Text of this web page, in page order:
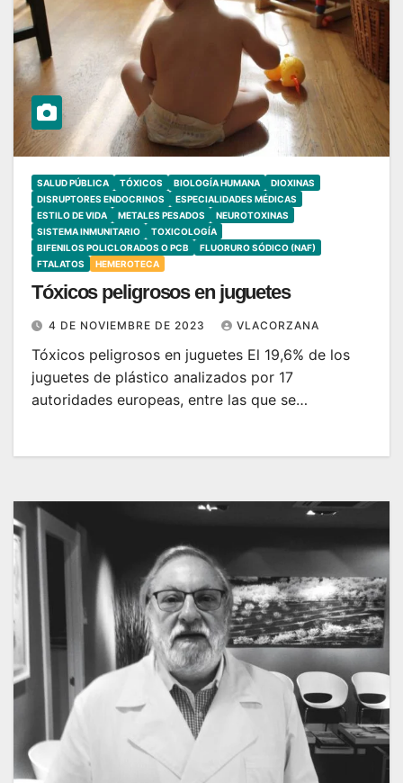
SALUD PÚBLICA TÓXICOS BIOLOGÍA HUMANA
DIOXINAS
DISRUPTORES ENDOCRINOS
ESPECIALIDADES MÉDICAS
ESTILO DE VIDA
METALES PESADOS
NEUROTOXINAS
SISTEMA INMUNITARIO
TOXICOLOGÍA
BIFENILOS POLICLORADOS O PCB
FLUORURO SÓDICO (NAF)
FTALATOS
HEMEROTECA
Tóxicos peligrosos en juguetes
4 DE NOVIEMBRE DE 2023 VLACORZANA
Tóxicos peligrosos en juguetes El 19,6% de los
juguetes de plástico analizados por 17
autoridades europeas, entre las que se…